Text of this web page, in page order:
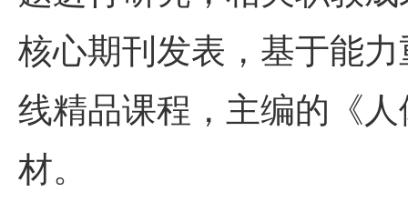
核心期刊发表，基于能
线精品课程，主编的《
材。